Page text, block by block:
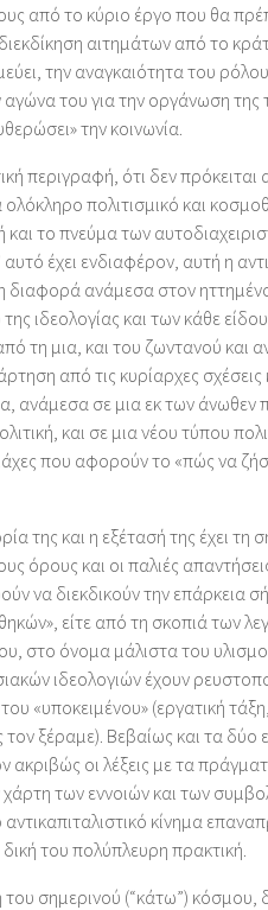
από το κύριο έργο που θα
αιτημάτων από το
την αναγκαιότητα του
του για την οργάνωση της
την κοινωνία.
περιγραφή, ότι δεν πρόκειται
πολιτισμικό και
το πνεύμα των
αυτό έχει ενδιαφέρον, αυτή η
διαφορά ανάμεσα στον
ιδεολογίας και των κάθε
τη μια, και του ζωντανού και
από τις κυρίαρχες σχέσεις
ανάμεσα σε μια εκ των άνωθεν
και σε μια νέου τύπου
που αφορούν το «πώς να
της και η εξέτασή της έχει τη
όρους και οι παλιές
να διεκδικούν την επάρκεια
είτε από τη σκοπιά των
στο όνομα μάλιστα του
ιδεολογιών έχουν
«υποκειμένου» (εργατική
τον ξέραμε). Βεβαίως και τα
οι λέξεις με τα
των εννοιών και των
κίνημα
του πολύπλευρη πρακτική.
σημερινού (“κάτω”) κόσμου,